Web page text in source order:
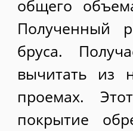
общего
Полученный
бруса.
вычитать из
проемах.
покрытие